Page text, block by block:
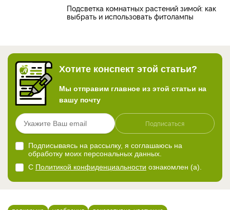
Подсветка комнатных растений зимой: как
выбрать и использовать фитолампы
Хотите конспект этой статьи?
Мы отправим главное из этой статьи на
вашу почту
Подписаться
Подписываясь на рассылку, я соглашаюсь на
обработку моих персональных данных.
С Политикой конфиденциальности ознакомлен (а).